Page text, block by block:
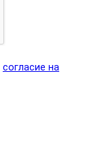
согласие на